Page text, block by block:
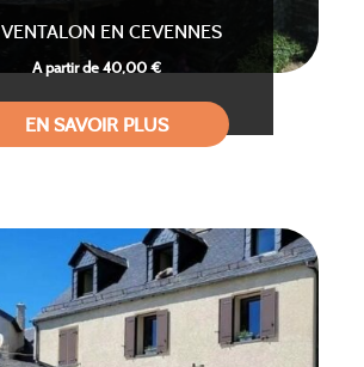
VENTALON EN CEVENNES
A partir de 40,00 €
EN SAVOIR PLUS